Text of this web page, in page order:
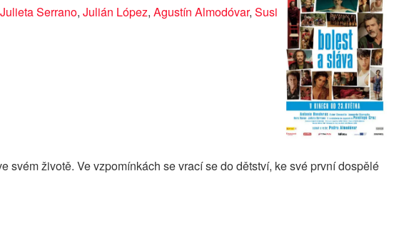
Julieta Serrano, Julián López, Agustín Almodóvar, Susi
životě. Ve vzpomínkách se vrací se do dětství, ke své první dospělé